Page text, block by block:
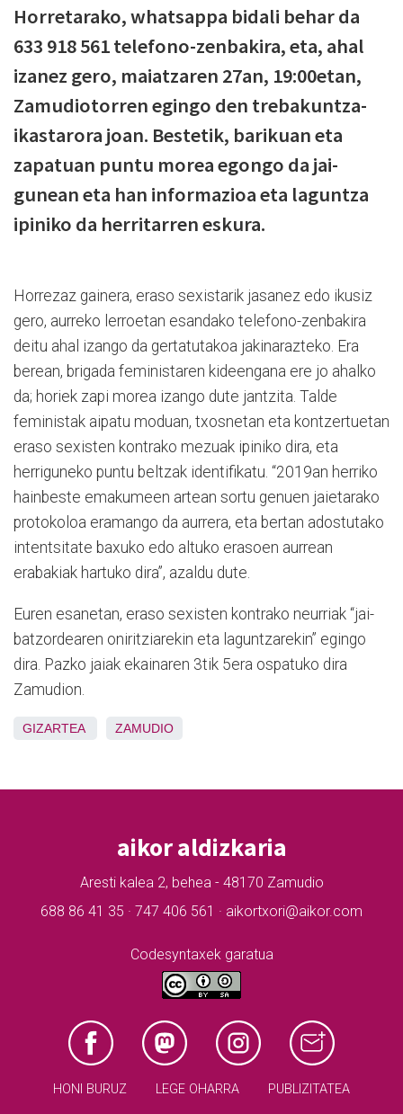
Horretarako, whatsappa bidali behar da
633 918 561 telefono-zenbakira, eta, ahal
izanez gero, maiatzaren 27an, 19:00etan,
Zamudiotorren egingo den trebakuntza-
ikastarora joan. Bestetik, barikuan eta
zapatuan puntu morea egongo da jai-
gunean eta han informazioa eta laguntza
ipiniko da herritarren eskura.
Horrezaz gainera, eraso sexistarik jasanez edo ikusiz
gero, aurreko lerroetan esandako telefono-zenbakira
deitu ahal izango da gertatutakoa jakinarazteko. Era
berean, brigada feministaren kideengana ere jo ahalko
da; horiek zapi morea izango dute jantzita. Talde
feministak aipatu moduan, txosnetan eta kontzertuetan
eraso sexisten kontrako mezuak ipiniko dira, eta
herriguneko puntu beltzak identifikatu. “2019an herriko
hainbeste emakumeen artean sortu genuen jaietarako
protokoloa eramango da aurrera, eta bertan adostutako
intentsitate baxuko edo altuko erasoen aurrean
erabakiak hartuko dira”, azaldu dute.
Euren esanetan, eraso sexisten kontrako neurriak “jai-
batzordearen oniritziarekin eta laguntzarekin” egingo
dira. Pazko jaiak ekainaren 3tik 5era ospatuko dira
Zamudion.
GIZARTEA ZAMUDIO
aikor aldizkaria
Aresti kalea 2, behea - 48170 Zamudio
688 86 41 35 · 747 406 561 · aikortxori@aikor.com
Codesyntaxek garatua
HONI BURUZ LEGE OHARRA PUBLIZITATEA